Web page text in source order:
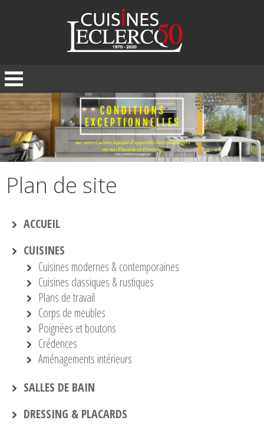
Plan de site
ACCUEIL
CUISINES
Cuisines modernes & contemporaines
Cuisines classiques & rustiques
Plans de travail
Corps de meubles
Poignées et boutons
Crédences
Aménagements intérieurs
SALLES DE BAIN
DRESSING & PLACARDS